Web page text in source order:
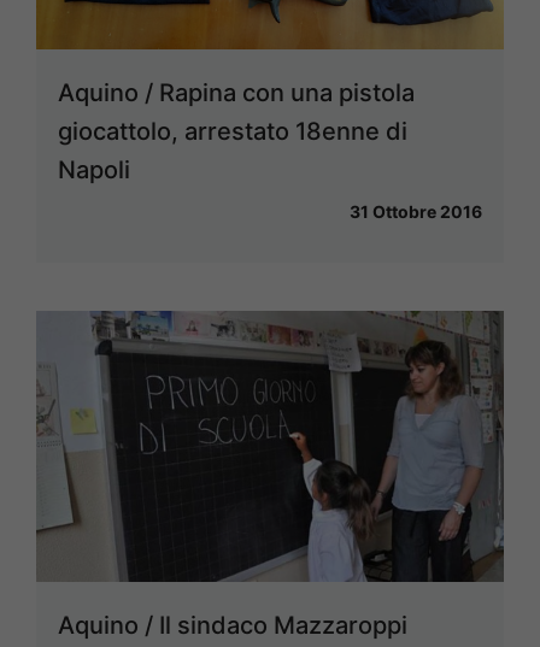
Aquino / Rapina con una pistola
giocattolo, arrestato 18enne di
Napoli
31 Ottobre 2016
Aquino / Il sindaco Mazzaroppi